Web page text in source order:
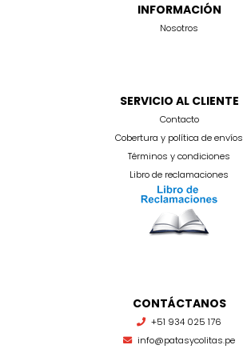
INFORMACIÓN
Nosotros
SERVICIO AL CLIENTE
Contacto
Cobertura y política de envíos
Términos y condiciones
Libro de reclamaciones
CONTÁCTANOS
+51 934 025 176
info@patasycolitas.pe